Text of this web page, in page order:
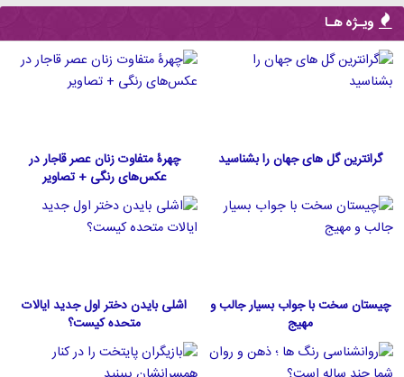
ویـژه هـا
گرانترین گل های جهان را بشناسید
چهرۀ متفاوت زنان عصر قاجار در
عکس‌های رنگی + تصاویر
چیستان سخت با جواب بسیار جالب و
مهیج
اشلی بایدن دختر اول جدید ایالات
متحده كيست؟